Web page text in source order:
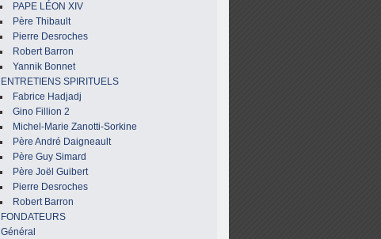
PAPE LÉON XIV
Père Thibault
Pierre Desroches
Robert Barron
Yannik Bonnet
ENTRETIENS SPIRITUELS
Fabrice Hadjadj
Gino Fillion 2
Michel-Marie Zanotti-Sorkine
Père André Daigneault
Père Guy Simard
Père Joël Guibert
Pierre Desroches
Robert Barron
FONDATEURS
Général